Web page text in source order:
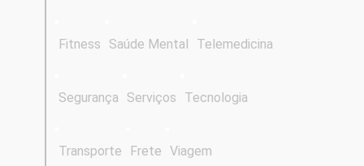
Fitness Saúde Mental Telemedicina
Segurança Serviços Tecnologia
Transporte Frete Viagem